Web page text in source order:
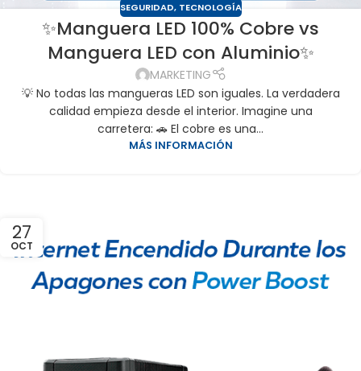
SEGURIDAD, TECNOLOGÍA
✨Manguera LED 100% Cobre vs
Manguera LED con Aluminio✨
MARKETING
💡 No todas las mangueras LED son iguales. La verdadera
calidad empieza desde el interior. Imagine una
carretera: 🚗 El cobre es una...
MÁS INFORMACIÓN
27
OCT